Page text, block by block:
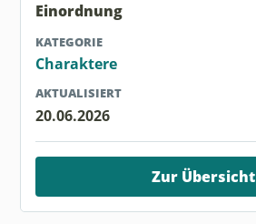
Einordnung
KATEGORIE
Charaktere
AKTUALISIERT
20.06.2026
Zur Übersicht